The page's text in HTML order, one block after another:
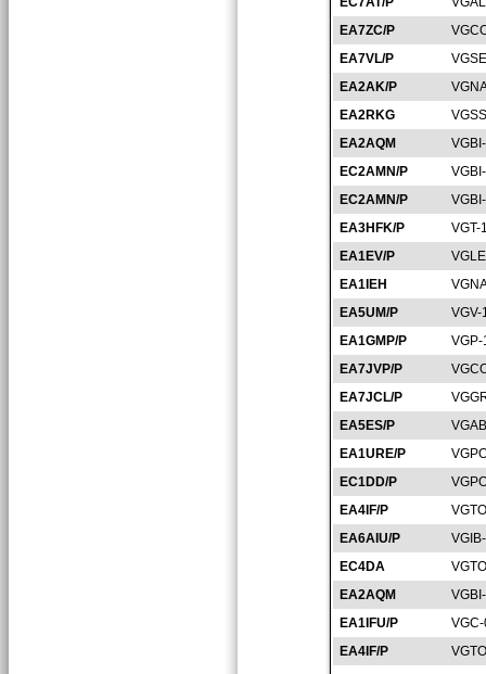
EA7ZC/P
EA7VL/P
EA2AK/P
EA2RKG
EA2AQM
EC2AMN/P
EC2AMN/P
EA3HFK/P
VGT-
EA1EV/P
EA1IEH
EA5UM/P
VGV-
EA1GMP/P
EA7JVP/P
EA7JCL/P
EA5ES/P
EA1URE/P
EC1DD/P
EA4IF/P
EA6AIU/P
EC4DA
EA2AQM
EA1IFU/P
EA4IF/P